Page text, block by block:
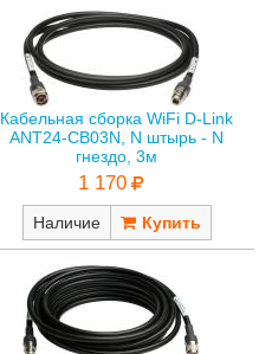
Кабельная сборка WiFi D-Link
ANT24-CB03N, N штырь - N
гнездо, 3м
1 170
Наличие